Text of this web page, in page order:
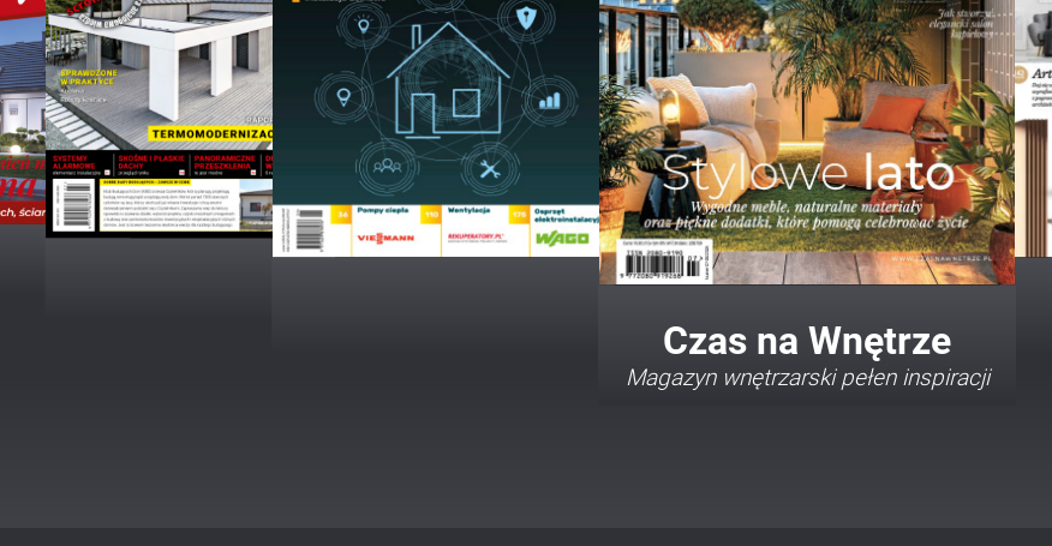
Twój Dom Twój Styl
Porady i inspiracje w najmodniejszych